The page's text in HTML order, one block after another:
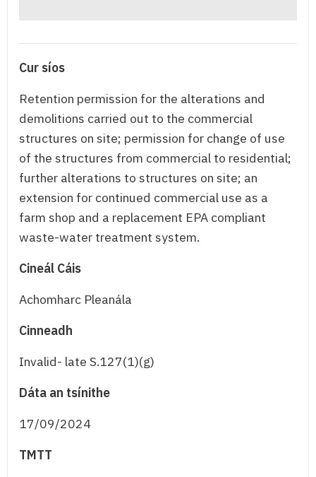
Cur síos
Retention permission for the alterations and
demolitions carried out to the commercial
structures on site; permission for change of use
of the structures from commercial to residential;
further alterations to structures on site; an
extension for continued commercial use as a
farm shop and a replacement EPA compliant
waste-water treatment system.
Cineál Cáis
Achomharc Pleanála
Cinneadh
Invalid- late S.127(1)(g)
Dáta an tsínithe
17/09/2024
TMTT